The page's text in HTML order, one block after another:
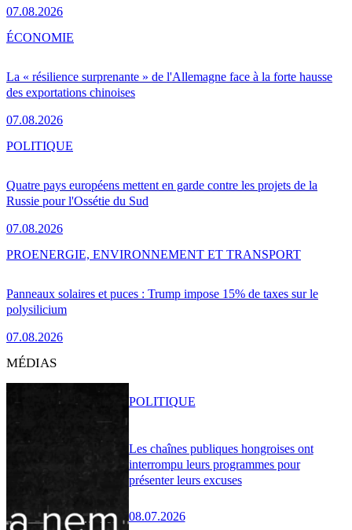
07.08.2026
La « résilience surprenante » de l'Allemagne face à la forte hausse
des exportations chinoises
07.08.2026
ÉCONOMIE
Quatre pays européens mettent en garde contre les projets de la
Russie pour l'Ossétie du Sud
07.08.2026
POLITIQUE
Panneaux solaires et puces : Trump impose 15% de taxes sur le
polysilicium
07.08.2026
PROENERGIE, ENVIRONNEMENT ET TRANSPORT
MÉDIAS
Les chaînes publiques hongroises ont
interrompu leurs programmes pour
présenter leurs excuses
08.07.2026
POLITIQUE